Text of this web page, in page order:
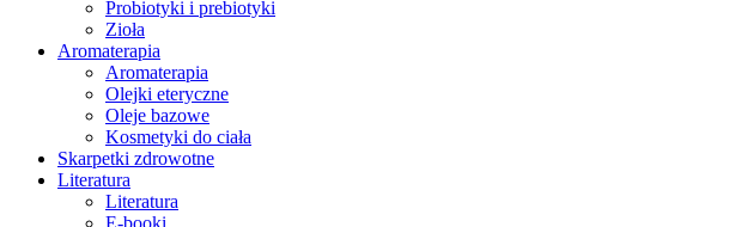
Probiotyki i prebiotyki
Zioła
Aromaterapia
Aromaterapia
Olejki eteryczne
Oleje bazowe
Kosmetyki do ciała
Skarpetki zdrowotne
Literatura
Literatura
E-booki